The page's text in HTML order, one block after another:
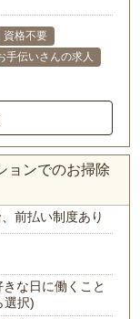
資格不要
手伝いさんの求人
ョンでのお掃除
、前払い制度あり
な日に働くこと
選択)